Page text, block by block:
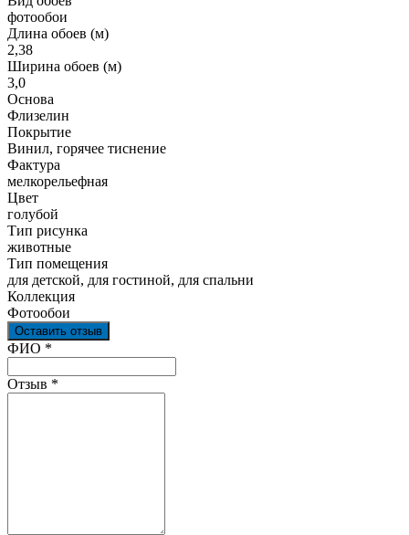
фотообои
Длина обоев (м)
2,38
Ширина обоев (м)
3,0
Основа
Флизелин
Покрытие
Винил, горячее тиснение
Фактура
мелкорельефная
Цвет
голубой
Тип рисунка
животные
Тип помещения
для детской, для гостиной, для спальни
Коллекция
Фотообои
Оставить отзыв
Ваш отзыв был отправлен!
ФИО *
Отзыв *